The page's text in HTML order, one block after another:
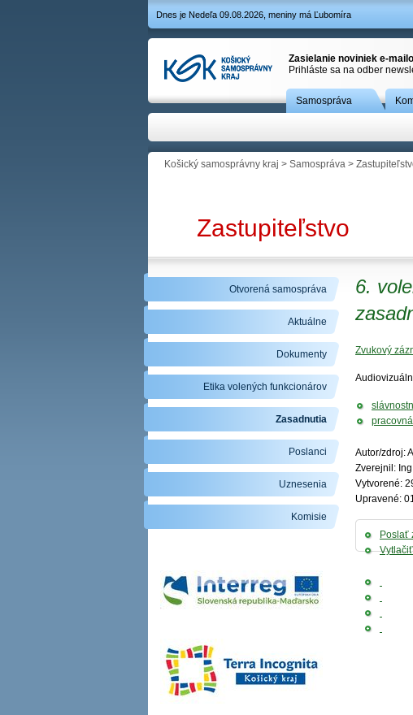
Dnes je Nedeľa 09.08.2026, meniny má Ľubomíra
Zasielanie noviniek e-
Prihláste sa na odber
Samospráva
Košický samosprávny kraj > Samospráva >
Zastupiteľstvo
6.
Zvukový
Autor/zdroj:
Zverejnil:
Vytvorené:
Upravené:
Poslať
Vytlačiť
Otvorená samospráva
Aktuálne
Dokumenty
Etika volených funkcionárov
Zasadnutia
Poslanci
Uznesenia
Komisie